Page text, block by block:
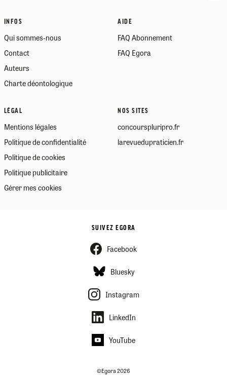
INFOS
Qui sommes-nous
Contact
Auteurs
Charte déontologique
AIDE
FAQ Abonnement
FAQ Egora
LÉGAL
Mentions légales
Politique de confidentialité
Politique de cookies
Politique publicitaire
Gérer mes cookies
NOS SITES
concourspluripro.fr
larevuedupraticien.fr
SUIVEZ EGORA
Facebook
Bluesky
Instagram
LinkedIn
YouTube
©Egora 2026